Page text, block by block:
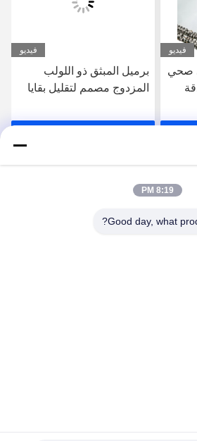
فيديو
صحي
سعر
فيديو
برميل المبثق ذو اللولب
المزدوج مصمم لتقليل بقايا
8:19 PM
Good day, what